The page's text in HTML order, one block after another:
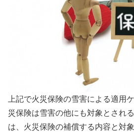
上記で火災保険の雪害による適用
災保険は雪害の他にも対象とされ
は、火災保険の補償する内容と対